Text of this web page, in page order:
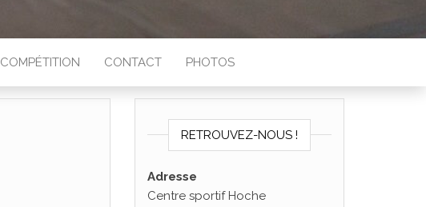
COMPÉTITION CONTACT PHOTOS
RETROUVEZ-NOUS !
Adresse
Centre sportif Hoche